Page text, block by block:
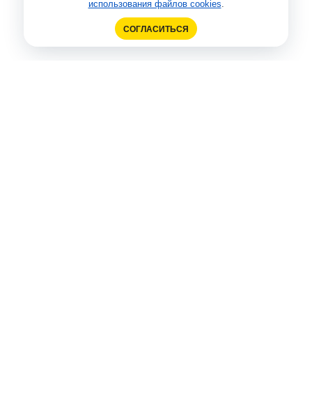
использования файлов cookies.
СОГЛАСИТЬСЯ